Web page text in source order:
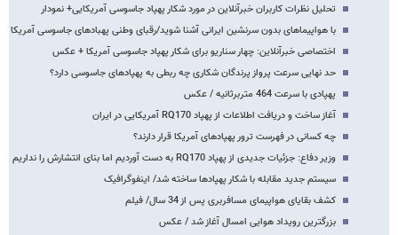
تحلیل نظرات کاربران خبرآنلاین در مورد شکار پهپاد جاسوسی آمریکایی+ نمودار
با هواپیماهای بدون سرنشین ایرانی آشنا شوید/رقبای وطنی پهبادهای جاسوسی آمریکا
اختصاصی خبرآنلاین: چهار سناریو برای شکار پهپاد جاسوسی آمریکا + عکس
حد نهایی سرعت پرواز پرندگان شکاری چه ربطی به پهپادهای جاسوسی دارد؟
پهپادی با سرعت 464 متربرثانیه / عکس
آغاز ساخت و دریافت اطلاعات از پهپاد RQ170 آمریکایی در ایران
چه کسانی در فهرست ترور پهپادهای آمریکا قرار دارند؟
وزیر دفاع: جزئیات جدیدی از پهپاد RQ170 به دست آوردیم اما بنای انتشارش را نداریم
سیستم جدید مقابله با شکار پهپادها ساخته شد/ اینفوگرافیک
کشف بقایای هواپیمای مسافربری پس از 34 سال/ فیلم
بزرگترین رویداد هوایی امسال آغاز شد / عکس